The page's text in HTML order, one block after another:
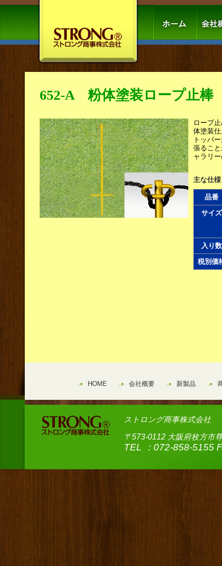
652-A 粉体塗装ロープ止棒
ロープ
体塗装
トッパ
張るこ
ャラリ
主な仕様
品番
サイズ
入り数
税別価
HOME 会社概要 新製品
ストロング商事株式会社
〒573-0112 大阪府枚方市
TEL ：072-858-5155